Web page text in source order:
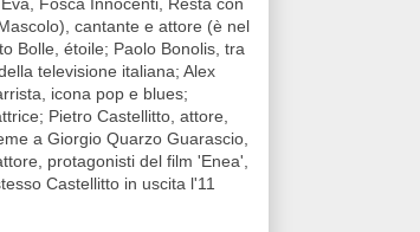
Fosca Innocenti, Resta con
cantante e attore (è nel
Bolle, étoile; Paolo Bonolis, tra
televisione italiana; Alex
icona pop e blues;
Pietro Castellitto, attore,
a Giorgio Quarzo Guarascio,
protagonisti del film 'Enea',
Castellitto in uscita l'11